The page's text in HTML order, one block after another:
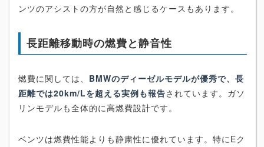
ンツのアシストの方が自然と感じるケースもあります。
長距離移動時の燃費と静音性
燃費に関しては、 BMWのディーゼルモデルが優秀で、長
距離では20km/Lを超える実例も報告されています。ガソ
リンモデルも全体的に高燃費設計です。
ベンツは燃費性能よりも静粛性に優れています。特にEク